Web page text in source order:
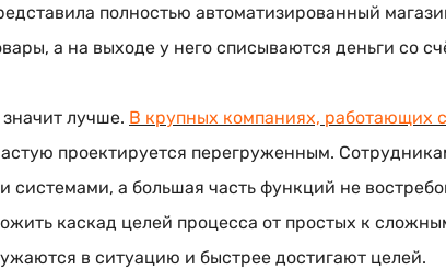
полностью автоматизированный
а на выходе у него списываются деньги со
лучше. В крупных компаниях, работающих
проектируется перегруженным.
системами, а большая часть функций не
каскад целей процесса от простых к
в ситуацию и быстрее достигают целей.